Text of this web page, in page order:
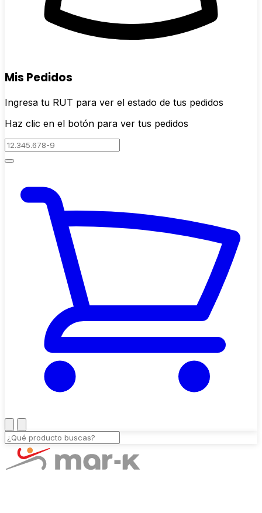
Mis Pedidos
Ingresa tu RUT para ver el estado de tus pedidos
Haz clic en el botón para ver tus pedidos